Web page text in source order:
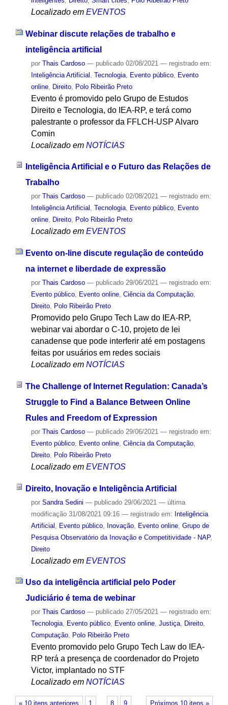
Localizado em EVENTOS
Webinar discute relações de trabalho e
inteligência artificial
por Thais Cardoso — publicado02/08/2021 — registrado em:
Inteligência Artificial Tecnologia, Evento público, Evento
online, Direito, Polo Ribeirão Preto
Evento é promovido pelo Grupo de Estudos
Direito e Tecnologia, do IEA-RP, e terá como
palestrante o professor da FFLCH-USP Alvaro
Comin
Localizado em NOTÍCIAS
Inteligência Artificial e o Futuro das Relações de
Trabalho
por Thais Cardoso — publicado02/08/2021 — registrado em:
Inteligência Artificial , Tecnologia, Evento público, Evento
online, Direito, Polo Ribeirão Preto
Localizado em EVENTOS
Evento on-line discute regulação de conteúdo
na internet e liberdade de expressão
por Thais Cardoso — publicado29/06/2021 — registrado em:
Evento público, Evento online, Ciência da Computação,
Direito, Polo Ribeirão Preto
Promovido pelo Grupo Tech Law do IEA-RP,
webinar vai abordar o C-10, projeto de lei
canadense que pode interferir até em postagens
feitas por usuários em redes sociais
Localizado em NOTÍCIAS
The Challenge of Internet Regulation: Canada’s
Struggle to Find a Balance Between Online
Rules and Freedom of Expression
por Thais Cardoso — publicado29/06/2021 — registrado em:
Evento público, Evento online, Ciência da Computação,
Direito, Polo Ribeirão Preto
Localizado em EVENTOS
Direito, Inovação e Inteligência Artificial
por Sandra Sedini — publicado29/06/2021 — última
modificação31/08/2021 09:16 — registrado em: Inteligência
Artificial
Evento público, Inovação, Evento online, Grupo de
Pesquisa Observatório da Inovação e Competitividade - NAP,
Direito
Localizado em EVENTOS
Uso da inteligência artificial pelo Poder
Judiciário é tema de webinar
por Thais Cardoso — publicado27/05/2021 — registrado em:
Tecnologia, Evento público, Evento online, Justiça, Direito,
Computação, Polo Ribeirão Preto
Evento promovido pelo Grupo Tech Law do IEA-
RP terá a presença de coordenador do Projeto
Victor, implantado no STF
Localizado em NOTÍCIAS